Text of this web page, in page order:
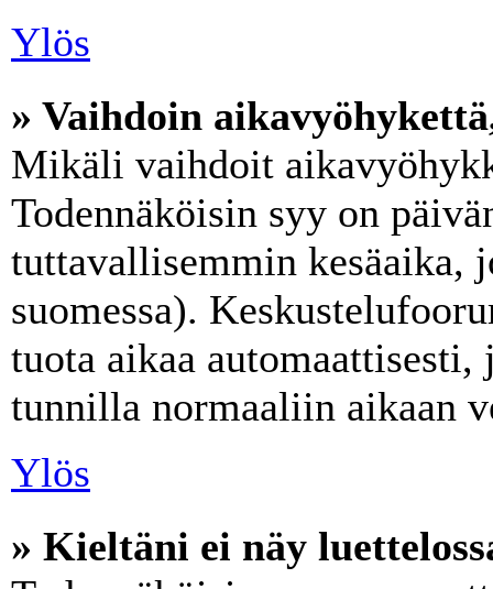
Ylös
» Vaihdoin
Mikäli vaihdoit
Todennäköisin syy on
tuttavallisemmin kesäaika,
suomessa).
tuota aikaa
tunnilla normaaliin aikaan
Ylös
» Kieltäni ei näy